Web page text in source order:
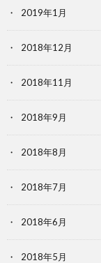
2019年1月
2018年12月
2018年11月
2018年9月
2018年8月
2018年7月
2018年6月
2018年5月